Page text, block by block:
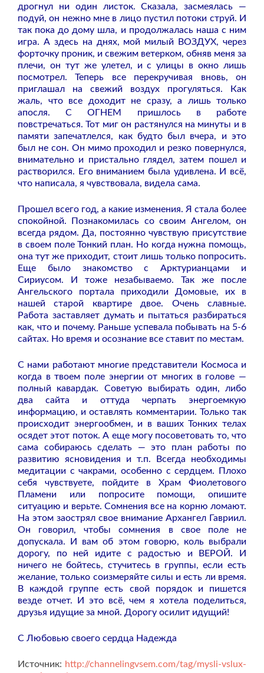
дрогнул ни один листок. Сказала, засмеялась —
подуй, он нежно мне в лицо пустил потоки струй. И
так пока до дому шла, и продолжалась наша с ним
игра. А здесь на днях, мой милый ВОЗДУХ, через
форточку проник, и свежим ветерком, обняв меня за
плечи, он тут же улетел, и с улицы в окно лишь
посмотрел. Теперь все перекручивая вновь, он
приглашал на свежий воздух прогуляться. Как
жаль, что все доходит не сразу, а лишь только
апосля. С ОГНЕМ пришлось в работе
повстречаться. Тот миг он растянулся на минуты и в
памяти запечатлелся, как будто был вчера, и это
был не сон. Он мимо проходил и резко повернулся,
внимательно и пристально глядел, затем пошел и
растворился. Его вниманием была удивлена. И всё,
что написала, я чувствовала, видела сама.
Прошел всего год, а какие изменения. Я стала более
спокойной. Познакомилась со своим Ангелом, он
всегда рядом. Да, постоянно чувствую присутствие
в своем поле Тонкий план. Но когда нужна помощь,
она тут же приходит, стоит лишь только попросить.
Еще было знакомство с Арктурианцами и
Сириусом. И тоже незабываемо. Так же после
Ангельского портала приходили Домовые, их в
нашей старой квартире двое. Очень славные.
Работа заставляет думать и пытаться разбираться
как, что и почему. Раньше успевала побывать на 5-6
сайтах. Но время и осознание все ставит по местам.
С нами работают многие представители Космоса и
когда в твоем поле энергии от многих в голове —
полный кавардак. Советую выбирать один, либо
два сайта и оттуда черпать энергоемкую
информацию, и оставлять комментарии. Только так
происходит энергообмен, и в ваших Тонких телах
осядет этот поток. А еще могу посоветовать то, что
сама собираюсь сделать — это план работы по
развитию ясновидения и т.п. Всегда необходимы
медитации с чакрами, особенно с сердцем. Плохо
себя чувствуете, пойдите в Храм Фиолетового
Пламени или попросите помощи, опишите
ситуацию и верьте. Сомнения все на корню ломают.
На этом заострял свое внимание Архангел Гавриил.
Он говорил, чтобы сомнения в свое поле не
допускала. И вам об этом говорю, коль выбрали
дорогу, по ней идите с радостью и ВЕРОЙ. И
ничего не бойтесь, стучитесь в группы, если есть
желание, только соизмеряйте силы и есть ли время.
В каждой группе есть свой порядок и пишется
везде отчет. И это всё, чем я хотела поделиться,
друзья идущие за мной. Дорогу осилит идущий!
С Любовью своего сердца Надежда
Источник: http://channelingvsem.com/tag/mysli-vslux-